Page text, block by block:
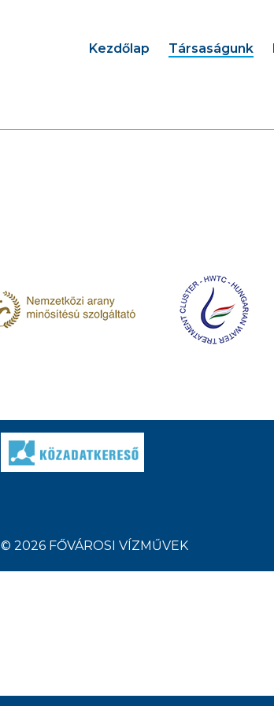
Kezdőlap Társaságunk
© 2026 FŐVÁROSI VÍZMŰVEK